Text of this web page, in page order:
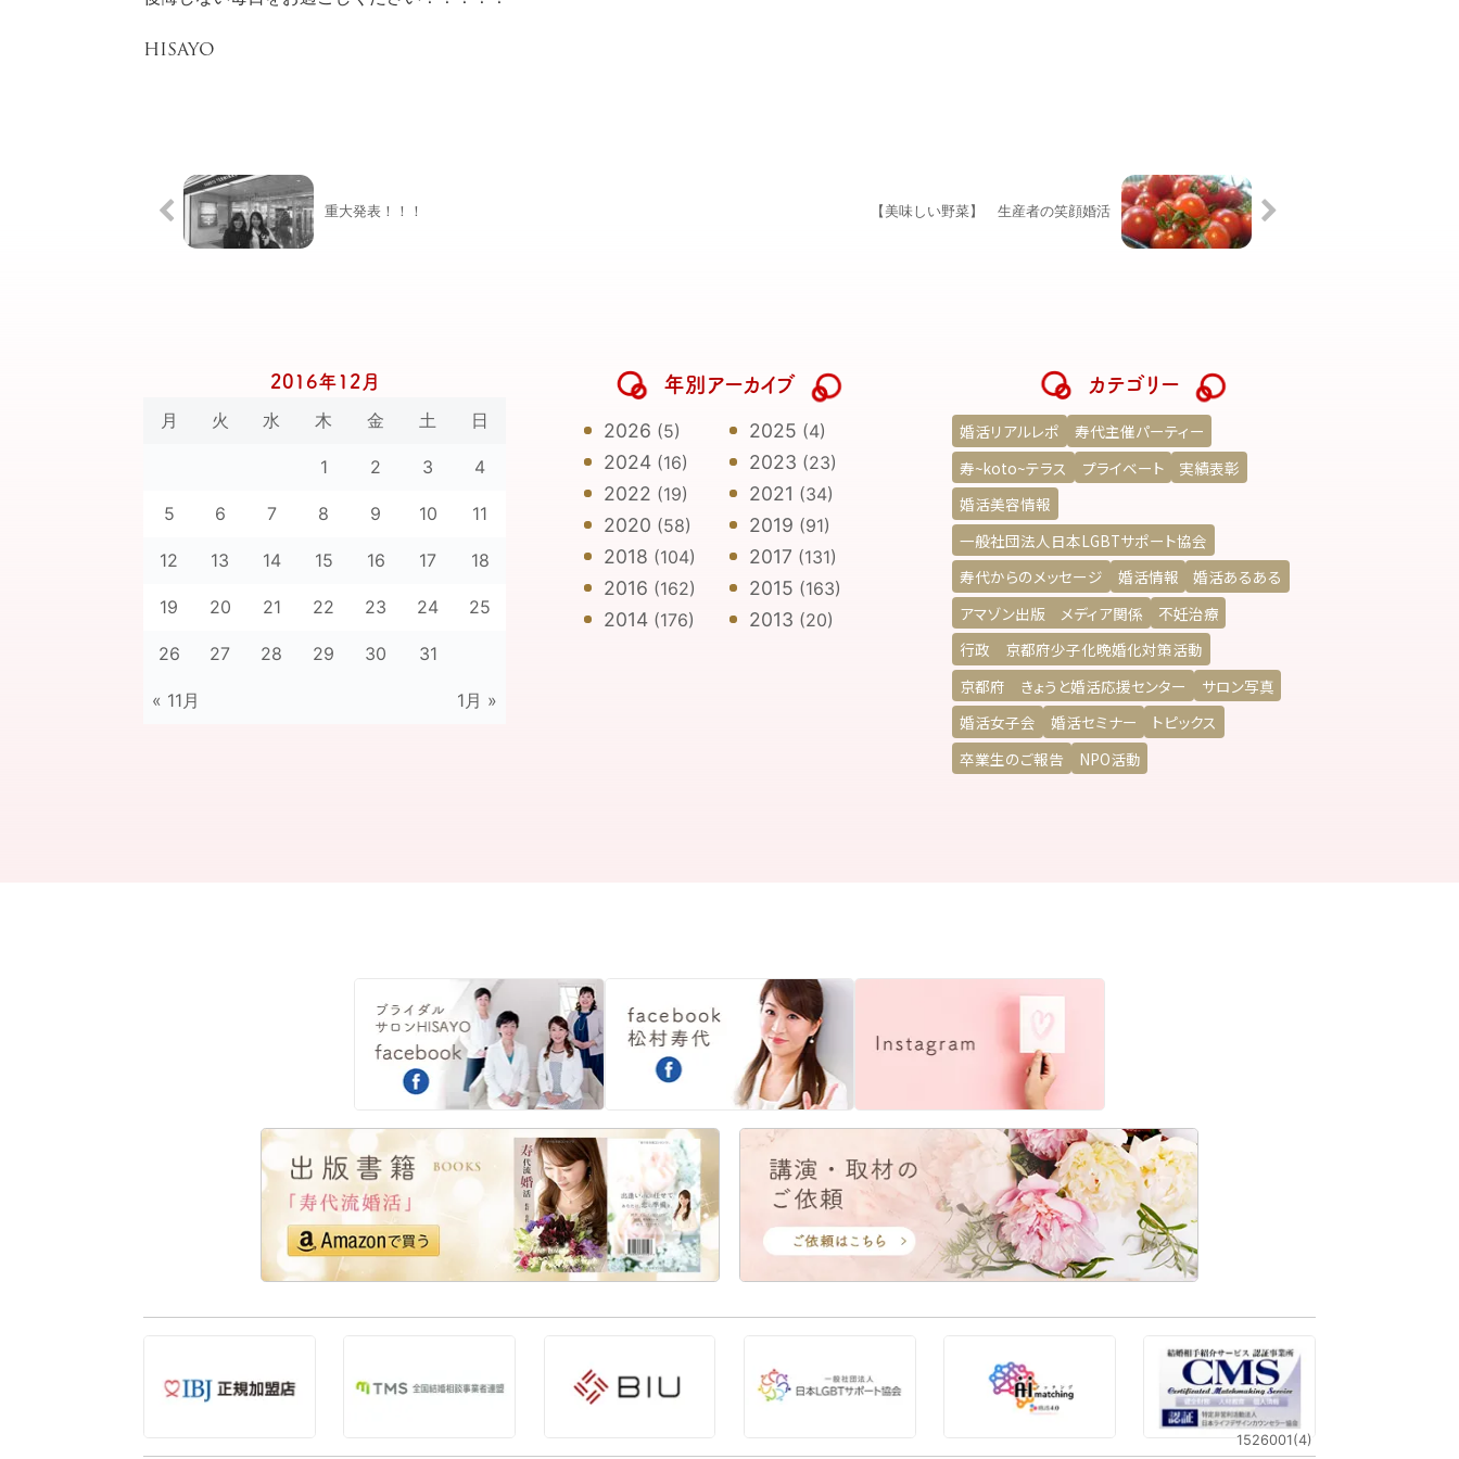
HISAYO
重大発表！！！ 【美味しい野菜】 生産者の笑顔婚活
2016年12月
月 火 水 木 金 土 日
« 11月 1月 »
1 2 3 4
5 6 7 8 9 10 11
12 13 14 15 16 17 18
19 20 21 22 23 24 25
26 27 28 29 30 31
年別アーカイブ
2026 (5) 2025 (4)
2024(16) 2023 (23)
2022 (19) 2021 (34)
2020 (58) 2019 (91)
2018 (104) 2017 (131)
2016 (162) 2015 (163)
2014(176) 2013 (20)
カテゴリー
婚活リアルレポ
寿代主催パーティー
寿~koto~テラス
プライベート
実績表彰
婚活美容情報
一般社団法人日本LGBTサポート協会
寿代からのメッセージ
婚活情報
婚活あるある
アマゾン出版 メディア関係
不妊治療
行政 京都府少子化晩婚化対策活動
京都府 きょうと婚活応援センター
サロン写真
婚活女子会
婚活セミナー
トピックス
卒業生のご報告
NPO活動
1526001(4)